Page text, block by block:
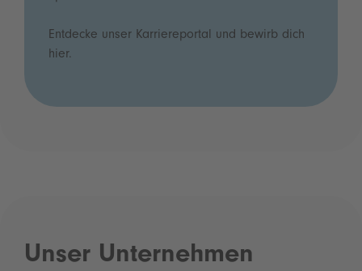
Entdecke unser Karriereportal und bewirb dich
hier.
Unser Unternehmen